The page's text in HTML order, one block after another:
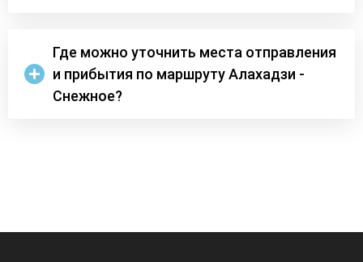
Где можно уточнить места отправления
и прибытия по маршруту Алахадзи -
Снежное?